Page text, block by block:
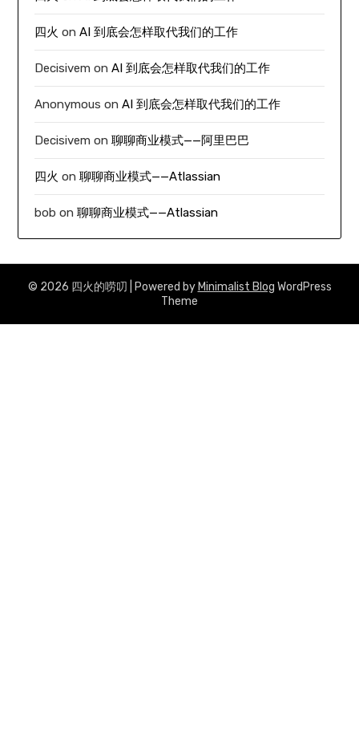
四火 onAI 到底会怎样取代我们的工作
Decisivem onAI 到底会怎样取代我们的工作
Anonymous onAI 到底会怎样取代我们的工作
Decisivem on聊聊商业模式——阿里巴巴
四火 on聊聊商业模式——Atlassian
bob on聊聊商业模式——Atlassian
© 2026 四火的唠叨 | Powered by Minimalist Blog WordPress
Theme